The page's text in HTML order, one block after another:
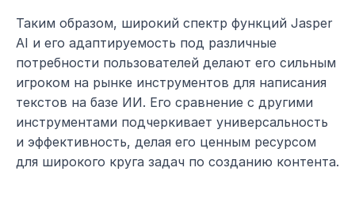
Таким образом, широкий спектр функций Jasper
AI и его адаптируемость под различные
потребности пользователей делают его сильным
игроком на рынке инструментов для написания
текстов на базе ИИ. Его сравнение с другими
инструментами подчеркивает универсальность
и эффективность, делая его ценным ресурсом
для широкого круга задач по созданию контента.